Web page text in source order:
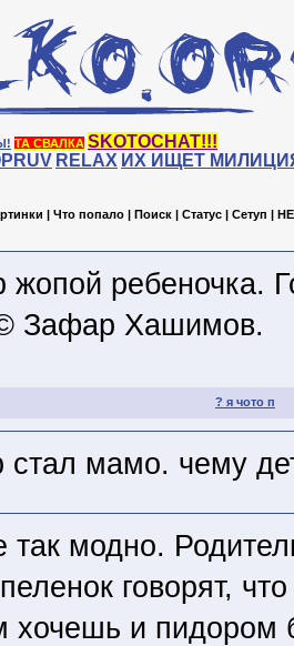
ТА СВАЛКА SKOTOCHAT!!!
RELAX ИХ ИЩЕТ
| Что попало | Поиск | Статус | Сетуп |
ребеночка.
Зафар Хашимов.
? я чото п
стал мамо. чему
модно.
говорят,
хочешь и пидором